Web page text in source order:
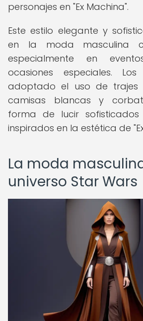
personajes en "Ex Machina".
Este estilo elegante y
en la moda masculina
especialmente en
ocasiones especiales.
adoptado el uso de trajes
camisas blancas y
forma de lucir
inspirados en la estética de
La moda
universo Star Wars